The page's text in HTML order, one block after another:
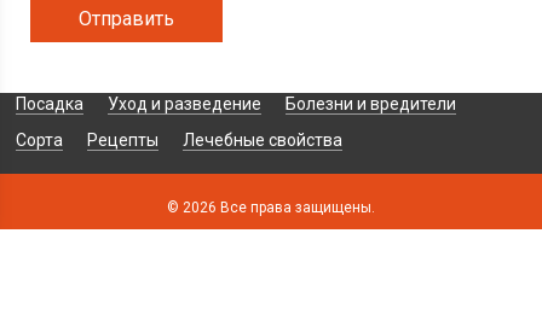
Посадка Уход и разведение
Болезни и вредители
Сорта
Рецепты Лечебные свойства
© 2026 Все права защищены.